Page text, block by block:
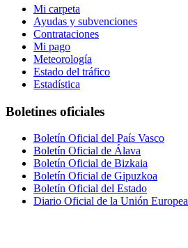
Mi carpeta
Ayudas y subvenciones
Contrataciones
Mi pago
Meteorología
Estado del tráfico
Estadística
Boletines oficiales
Boletín Oficial del País Vasco
Boletín Oficial de Álava
Boletín Oficial de Bizkaia
Boletín Oficial de Gipuzkoa
Boletín Oficial del Estado
Diario Oficial de la Unión Europea